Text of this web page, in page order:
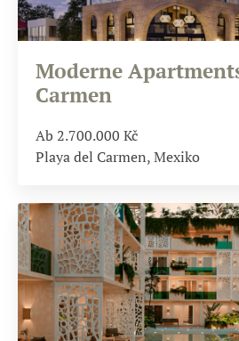
Moderne
Carmen
Ab 2.700.000 Kč
Playa del Carmen, Mexiko